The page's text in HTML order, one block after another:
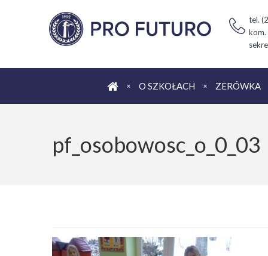
tel.
Strona głównaO SZKOŁACH ZERÓWKA
pf_osobowosc_o_0_03